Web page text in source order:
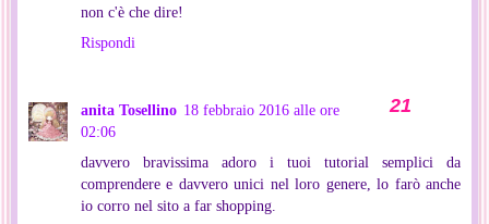
non c'è che dire!
Rispondi
anita Tosellino 18 febbraio 2016 alle ore
02:06
davvero bravissima adoro i tuoi tutorial semplici da
comprendere e davvero unici nel loro genere, lo farò anche
io corro nel sito a far shopping.